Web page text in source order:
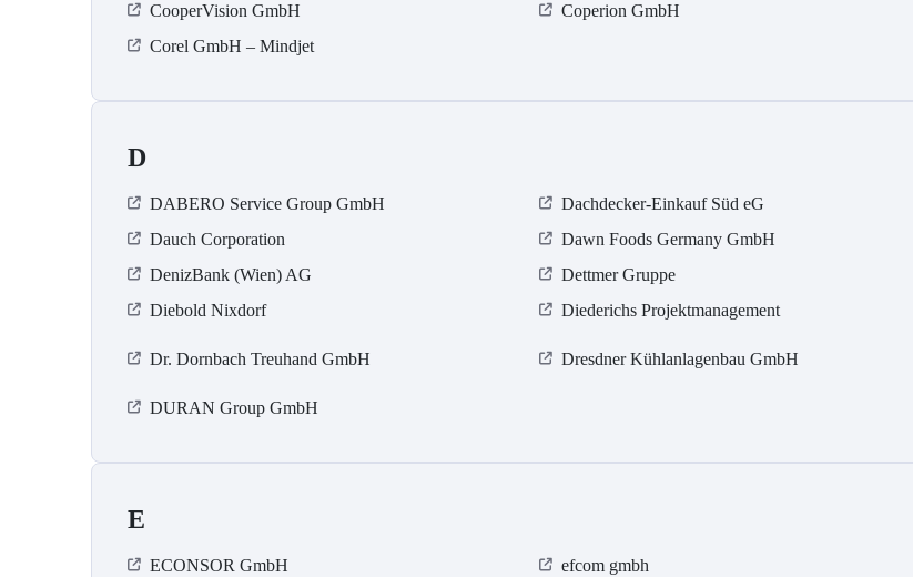
CooperVision GmbH
Coperion GmbH
Corel GmbH – Mindjet
D
DABERO Service Group GmbH Dachdecker-Einkauf Süd eG
Dauch Corporation
Dawn Foods Germany GmbH
DenizBank (Wien) AG
Dettmer Gruppe
Diebold Nixdorf
Diederichs Projektmanagement
Dr. Dornbach Treuhand GmbH Dresdner Kühlanlagenbau GmbH
DURAN Group GmbH
E
ECONSOR GmbH efcom gmbh